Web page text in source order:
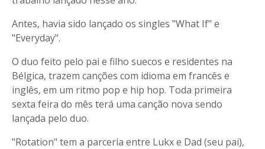
Antes, havia sido lançado os singles "What If" e
"Everyday".
O duo feito pelo pai e filho suecos e residentes na
Bélgica, trazem canções com idioma em francês e
inglês, em um ritmo pop e hip hop. Toda primeira
sexta feira do mês terá uma canção nova sendo
lançada pelo duo.
"Rotation" tem a parceria entre Lukx e Dad (seu pai),